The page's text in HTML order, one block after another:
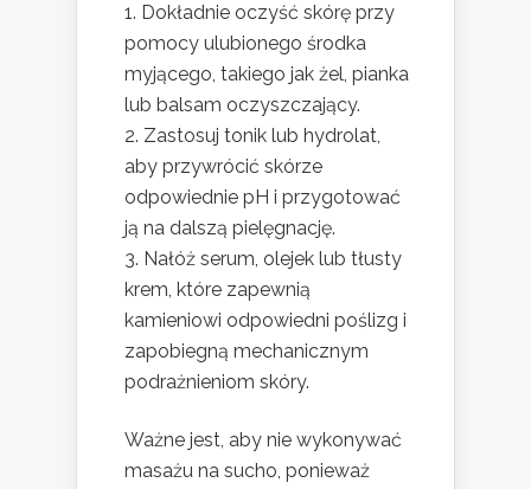
Dokładnie oczyść skórę przy
pomocy ulubionego środka
myjącego, takiego jak żel, pianka
lub balsam oczyszczający.
Zastosuj tonik lub hydrolat,
aby przywrócić skórze
odpowiednie pH i przygotować
ją na dalszą pielęgnację.
Nałóż serum, olejek lub tłusty
krem, które zapewnią
kamieniowi odpowiedni poślizg i
zapobiegną mechanicznym
podrażnieniom skóry.
Ważne jest, aby nie wykonywać
masażu na sucho, ponieważ